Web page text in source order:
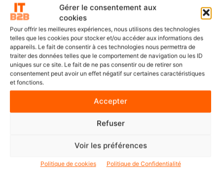
Gérer le consentement aux
cookies
Pour offrir les meilleures expériences, nous utilisons des technologies
telles que les cookies pour stocker et/ou accéder aux informations des
appareils. Le fait de consentir à ces technologies nous permettra de
traiter des données telles que le comportement de navigation ou les ID
uniques sur ce site. Le fait de ne pas consentir ou de retirer son
consentement peut avoir un effet négatif sur certaines caractéristiques
et fonctions.
Accepter
Refuser
Voir les préférences
Politique de cookies Politique de Confidentialité
l’Afrique francophone
SOLUTIONS ET SERVICES
delaware France accélère la
digitalisation du manufacturing
avec l’IA
POINTS DE VUE
feront la réussite de votre
transformation